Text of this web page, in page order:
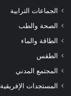
الجماعات الترابية
الصحة والطب
الطاقة والماء
الطقس
المجتمع المدني
المستجدات الإفريقية